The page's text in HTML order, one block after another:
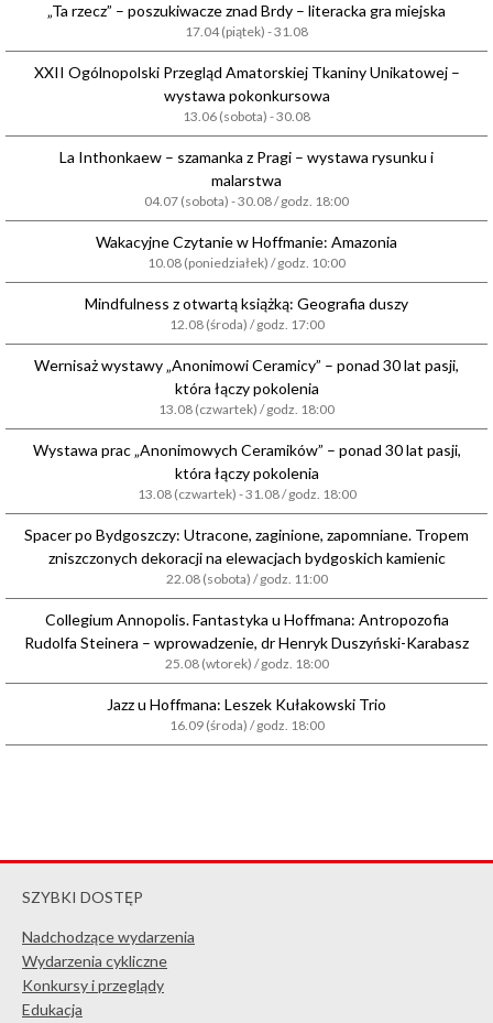
„Ta rzecz” – poszukiwacze znad Brdy – literacka gra miejska
17.04 (piątek) - 31.08
XXII Ogólnopolski Przegląd Amatorskiej Tkaniny Unikatowej –
wystawa pokonkursowa
13.06 (sobota) - 30.08
La Inthonkaew – szamanka z Pragi – wystawa rysunku i
malarstwa
04.07 (sobota) - 30.08 / godz. 18:00
Wakacyjne Czytanie w Hoffmanie: Amazonia
10.08 (poniedziałek) / godz. 10:00
Mindfulness z otwartą książką: Geografia duszy
12.08 (środa) / godz. 17:00
Wernisaż wystawy „Anonimowi Ceramicy” – ponad 30 lat pasji,
która łączy pokolenia
13.08 (czwartek) / godz. 18:00
Wystawa prac „Anonimowych Ceramików” – ponad 30 lat pasji,
która łączy pokolenia
13.08 (czwartek) - 31.08 / godz. 18:00
Spacer po Bydgoszczy: Utracone, zaginione, zapomniane. Tropem
zniszczonych dekoracji na elewacjach bydgoskich kamienic
22.08 (sobota) / godz. 11:00
Collegium Annopolis. Fantastyka u Hoffmana: Antropozofia
Rudolfa Steinera – wprowadzenie, dr Henryk Duszyński-Karabasz
25.08 (wtorek) / godz. 18:00
Jazz u Hoffmana: Leszek Kułakowski Trio
16.09 (środa) / godz. 18:00
SZYBKI DOSTĘP
Nadchodzące wydarzenia
Wydarzenia cykliczne
Konkursy i przeglądy
Edukacja